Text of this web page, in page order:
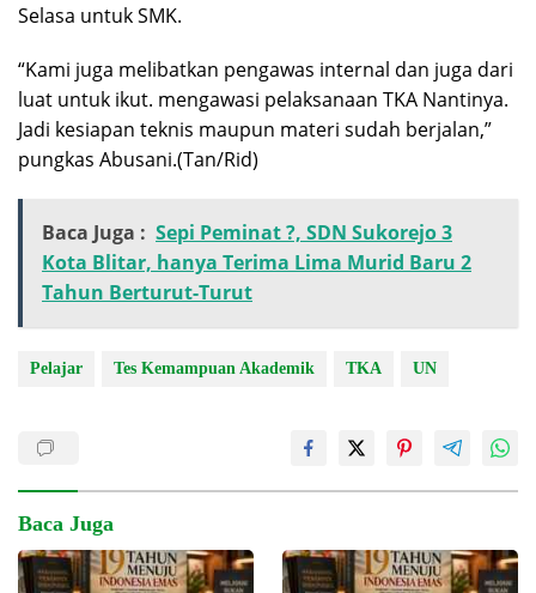
Selasa untuk SMK.
“Kami juga melibatkan pengawas internal dan juga dari
luat untuk ikut. mengawasi pelaksanaan TKA Nantinya.
Jadi kesiapan teknis maupun materi sudah berjalan,”
pungkas Abusani.(Tan/Rid)
Baca Juga : Sepi Peminat ?, SDN Sukorejo 3
Kota Blitar, hanya Terima Lima Murid Baru 2
Tahun Berturut-Turut
Pelajar Tes Kemampuan Akademik TKA UN
Baca Juga